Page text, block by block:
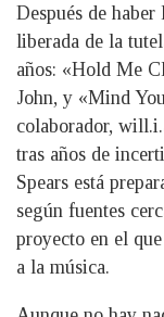
Después de
liberada de la
años: «Hold Me
John, y «Mind
colaborador,
tras años de
Spears está
según fuentes
proyecto en el
a la música.